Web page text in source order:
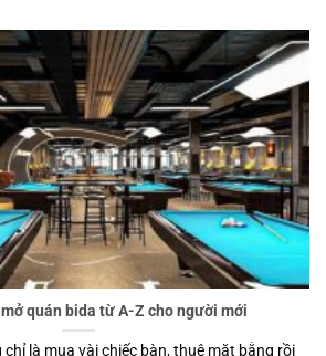
quán bida từ A-Z cho người mới
là mua vài chiếc bàn, thuê mặt bằng rồi